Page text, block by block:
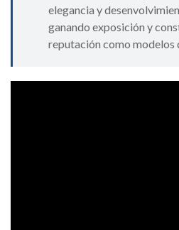
elegancia y
ganando exposición y
reputación como modelos